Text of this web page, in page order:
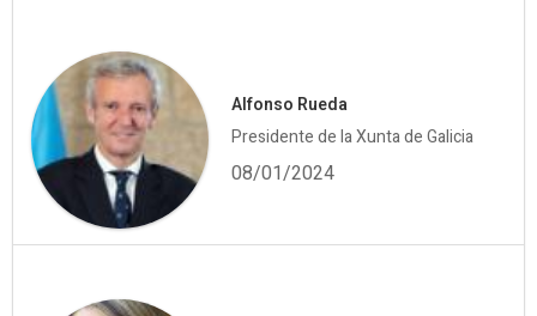
Alfonso Rueda
Presidente de la Xunta de Galicia
08/01/2024